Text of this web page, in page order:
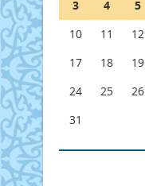
3
4 5
10
11 12
17
18 19
24
25 26
31